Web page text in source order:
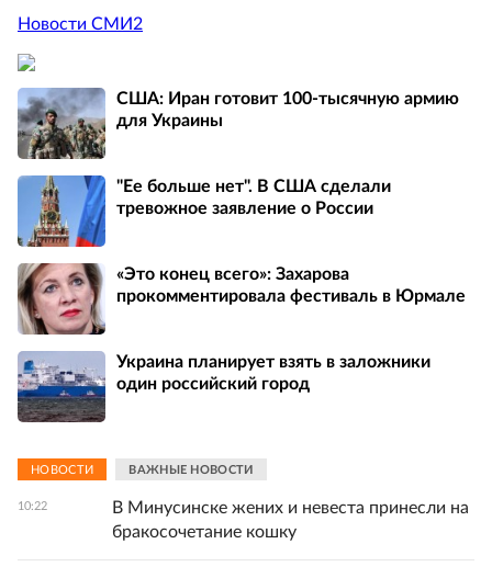
Новости СМИ2
США: Иран готовит 100-тысячную армию
для Украины
"Ее больше нет". В США сделали
тревожное заявление о России
«Это конец всего»: Захарова
прокомментировала фестиваль в Юрмале
Украина планирует взять в заложники
один российский город
НОВОСТИ ВАЖНЫЕ НОВОСТИ
10:22
В Минусинске жених и невеста принесли на
бракосочетание кошку